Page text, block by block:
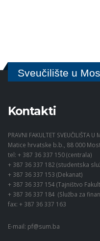
Sveučilište u
Kontakti
PRAVNI FAKULTET SVEUČILIŠTA U
Matice hrvatske b.b., 88 000
tel: + 387 36 337 150 (centrala)
+ 387 36 337 182 (studentska
+ 387 36 337 153 (Dekanat)
+ 387 36 337 154 (Tajništvo
+ 387 36 337 184 (Služba za
fax: + 387 36 337 163
E-mail: pf@sum.ba